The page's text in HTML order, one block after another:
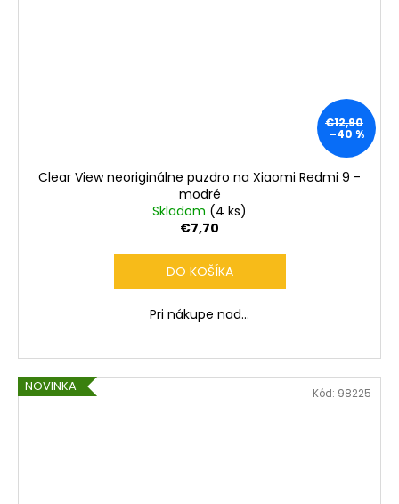
€12,90
–40 %
Clear View neoriginálne puzdro na Xiaomi Redmi 9 -
modré
Skladom (4 ks)
€7,70
DO KOŠÍKA
Pri nákupe nad...
NOVINKA Kód: 98225